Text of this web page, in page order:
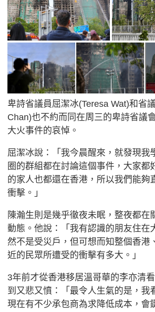
卑詩省議員屈潔冰(Teresa Wat)和省
Chan)也不約而同在周三的卑詩省議
大火事件的哀悼。
屈潔冰說：「我今晨醒來，就發現我
圈的群組都在討論這個事件，大家都
的家人也都還在香港，所以我們能夠
衝擊。」
陳瀚生則是幾乎徹夜未眠，整夜都在
動態。他說：「我有認識的朋友住在
然不是受災戶，但可想而知整個香港
近的民眾所遭受的衝擊有多大。」
3年前才從香港移居溫哥華的李亦清
到又悲又憤：「最令人生氣的是，我
現在有不少承包商為求降低成本，會